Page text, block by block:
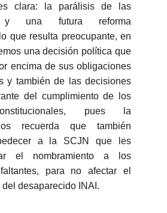
clara: la parálisis de las
y una futura reforma
que resulta preocupante, en
una decisión política que
encima de sus obligaciones
y también de las decisiones
del cumplimiento de los
pues la
recuerda que también
a la SCJN que les
el nombramiento a los
para no afectar el
desaparecido INAI.